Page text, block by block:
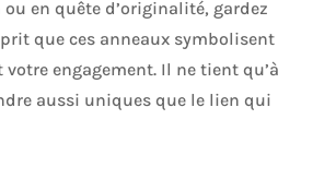
en quête d’originalité, gardez
que ces anneaux symbolisent
engagement. Il ne tient qu’à
aussi uniques que le lien qui